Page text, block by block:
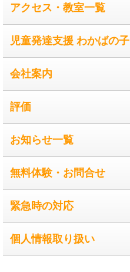
アクセス・教室一覧
児童発達支援 わかばの子
会社案内
評価
お知らせ一覧
無料体験・お問合せ
緊急時の対応
個人情報取り扱い